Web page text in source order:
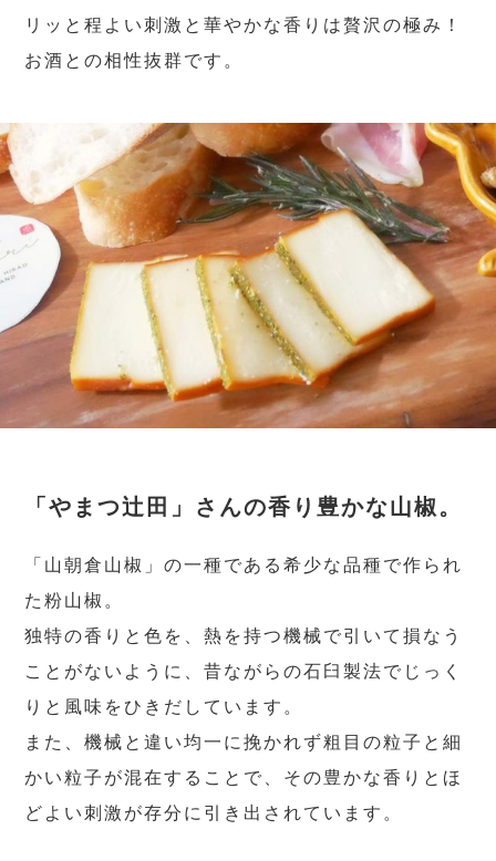
リッと程よい刺激と華やかな香りは贅沢の極み！
お酒との相性抜群です。
「やまつ辻田」さんの香り豊かな山椒。
「山朝倉山椒」の一種である希少な品種で作られ
た粉山椒。
独特の香りと色を、熱を持つ機械で引いて損なう
ことがないように、昔ながらの石臼製法でじっく
りと風味をひきだしています。
また、機械と違い均一に挽かれず粗目の粒子と細
かい粒子が混在することで、その豊かな香りとほ
どよい刺激が存分に引き出されています。